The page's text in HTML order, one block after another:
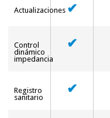
Actualizaciones ✔
Control
dinámico
impedancia
✔
Registro
sanitario
✔